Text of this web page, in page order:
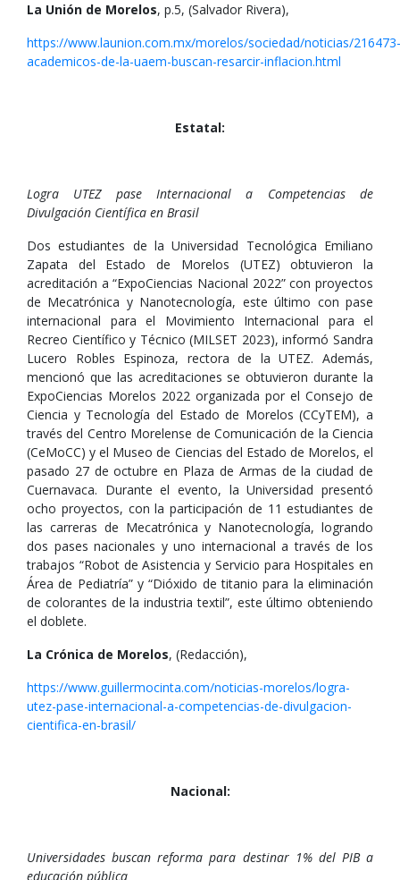
La Unión de Morelos, p.5, (Salvador Rivera),
https://www.launion.com.mx/morelos/sociedad/noticias/216473-
academicos-de-la-uaem-buscan-resarcir-inflacion.html
Estatal:
Logra UTEZ pase Internacional a Competencias de
Divulgación Científica en Brasil
Dos estudiantes de la Universidad Tecnológica Emiliano
Zapata del Estado de Morelos (UTEZ) obtuvieron la
acreditación a “ExpoCiencias Nacional 2022” con proyectos
de Mecatrónica y Nanotecnología, este último con pase
internacional para el Movimiento Internacional para el
Recreo Científico y Técnico (MILSET 2023), informó Sandra
Lucero Robles Espinoza, rectora de la UTEZ. Además,
mencionó que las acreditaciones se obtuvieron durante la
ExpoCiencias Morelos 2022 organizada por el Consejo de
Ciencia y Tecnología del Estado de Morelos (CCyTEM), a
través del Centro Morelense de Comunicación de la Ciencia
(CeMoCC) y el Museo de Ciencias del Estado de Morelos, el
pasado 27 de octubre en Plaza de Armas de la ciudad de
Cuernavaca. Durante el evento, la Universidad presentó
ocho proyectos, con la participación de 11 estudiantes de
las carreras de Mecatrónica y Nanotecnología, logrando
dos pases nacionales y uno internacional a través de los
trabajos “Robot de Asistencia y Servicio para Hospitales en
Área de Pediatría” y “Dióxido de titanio para la eliminación
de colorantes de la industria textil”, este último obteniendo
el doblete.
La Crónica de Morelos, (Redacción),
https://www.guillermocinta.com/noticias-morelos/logra-
utez-pase-internacional-a-competencias-de-divulgacion-
cientifica-en-brasil/
Nacional:
Universidades buscan reforma para destinar 1% del PIB a
educación pública